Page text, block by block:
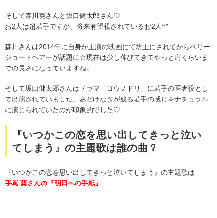
そして森川葵さんと坂口健太郎さん♡
お2人は超若手ですが、将来有望視されているお2人^^
森川さんは2014年に自身が主演の映画にて坊主にされてからベリー
ショートヘアーが話題に☆現在は少し伸びてきてやっと肩くらいま
での長さになっていますね。
そして坂口健太郎さんはドラマ「コウノドリ」に若手の医者役とし
て出演されていました。あどけなさが残る若手の感じをナチュラル
に演じられていたのが印象的でした♡
『いつかこの恋を思い出してきっと泣い
てしまう』の主題歌は誰の曲？
『いつかこの恋を思い出してきっと泣いてしまう』の主題歌は
手嶌 葵さんの『明日への手紙』